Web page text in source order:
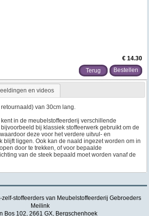
€ 14.30
Terug
en videos
van 30cm lang.
in de meubelstoffeerderij verschillende
bij klassiek stoffeerwerk gebruikt om de
deze voor het verdere uitvul- en
blijft liggen. Ook kan de naald ingezet worden om in
door te trekken, of voor bepaalde
van de steek bepaald moet worden vanaf de
stoffeerders van Meubelstoffeerderij Gebroeders
Meilink
Bos 102, 2661 GX, Bergschenhoek